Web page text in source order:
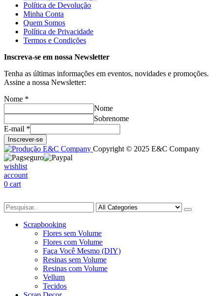
Política de Devolução
Minha Conta
Quem Somos
Política de Privacidade
Termos e Condições
Inscreva-se em nossa Newsletter
Tenha as últimas informações em eventos, novidades e promoções.
Assine a nossa Newsletter:
Nome *
Nome
Sobrenome
E-mail *
Inscrever-se
Copyright © 2025 E&C Company
wishlist
account
0 cart
Scrapbooking
Flores sem Volume
Flores com Volume
Faça Você Mesmo (DIY)
Resinas sem Volume
Resinas com Volume
Vellum
Tecidos